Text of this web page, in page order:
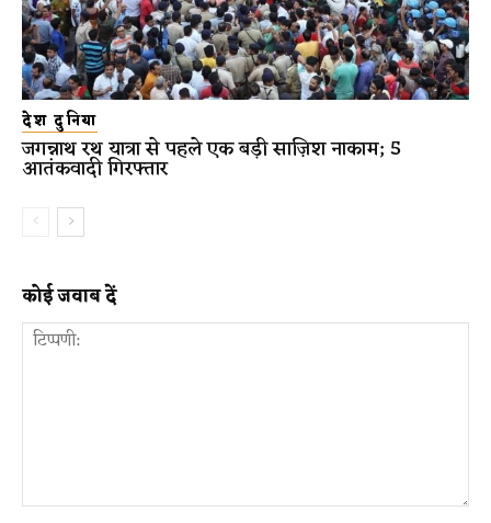
देश दुनिया
जगन्नाथ रथ यात्रा से पहले एक बड़ी साज़िश नाकाम; 5
आतंकवादी गिरफ्तार
कोई जवाब दें